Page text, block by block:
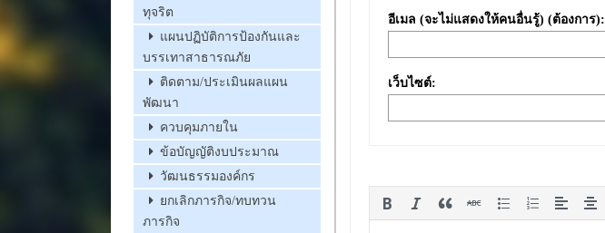
ทุจริต
แผนปฏิบัติการป้องกันและ
บรรเทาสาธารณภัย
ติดตาม/ประเมินผลแผน
พัฒนา
ควบคุมภายใน
ข้อบัญญัติงบประมาณ
วัฒนธรรมองค์กร
ยกเลิกภารกิจ/ทบทวน
ภารกิจ
อีเมล (จะไม่แสดงให้คนอื่นรู้) (ต้องการ):
เว็บไซต์: